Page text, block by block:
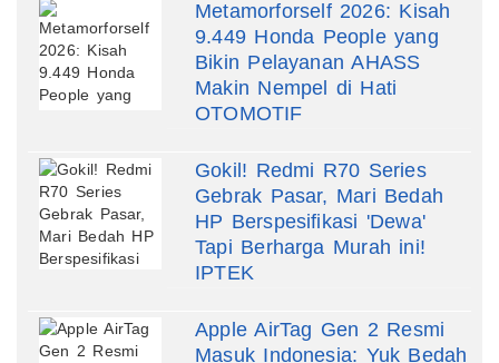
Metamorforself 2026: Kisah
9.449 Honda People yang
Bikin Pelayanan AHASS
Makin Nempel di Hati
OTOMOTIF
Gokil! Redmi R70 Series
Gebrak Pasar, Mari Bedah
HP Berspesifikasi 'Dewa'
Tapi Berharga Murah ini!
IPTEK
Apple AirTag Gen 2 Resmi
Masuk Indonesia: Yuk Bedah